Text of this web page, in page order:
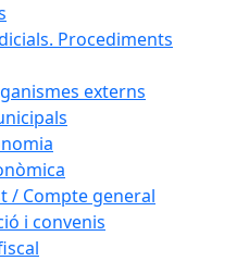
Procediments
externs
/ Compte general
i convenis